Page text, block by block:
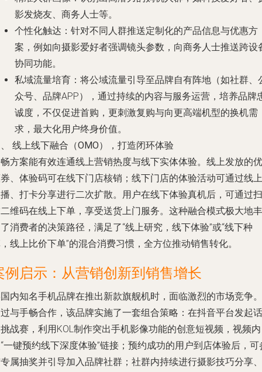
影发烧友、商务人士等。
个性化触达 ：针对不同人群推送定制化的产品信息与优惠方
案，例如向摄影爱好者强调镜头参数，向商务人士推送跨设
协同功能。
私域流量培育 ：将公域流量引导至品牌自有阵地（如社群、
众号、品牌APP），通过持续的内容与服务运营，培养品牌
诚度，不仅促进首购，更刺激复购与向更高端机型的换机需
求，最大化用户终身价值。
线上线下融合（OMO），打造闭环体验
方案能有效连通线上营销热度与线下实体体验。线上发放的优
、体验码可在线下门店核销；线下门店的体验活动可通过线上
、打卡分享进行二次扩散。用户在线下体验真机后，可通过扫
维码在线上下单，享受送货上门服务。这种融合模式极大地丰
消费者的决策路径，满足了“线上研究，线下体验”或“线下种
线上比价下单”的混合消费习惯，全方位推动销售转化。
例启示：从营销创新到销售增长
内知名手机品牌在推出新款旗舰机时，面临激烈的市场竞争。
与手畅合作，该品牌实施了一套组合策略：在抖音平台发起话
战赛，利用KOL制作突出手机影像功能的创意短视频，视频内
一键预约线下深度体验”链接；预约成功的用户到店体验后，可
属抽奖并引导加入品牌社群；社群内持续进行摄影技巧分享、